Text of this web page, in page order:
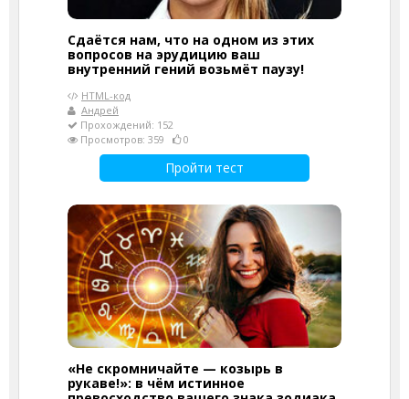
Сдаётся нам, что на одном из этих
вопросов на эрудицию ваш
внутренний гений возьмёт паузу!
HTML-код
Андрей
Прохождений: 152
Просмотров: 359
0
Пройти тест
«Не скромничайте — козырь в
рукаве!»: в чём истинное